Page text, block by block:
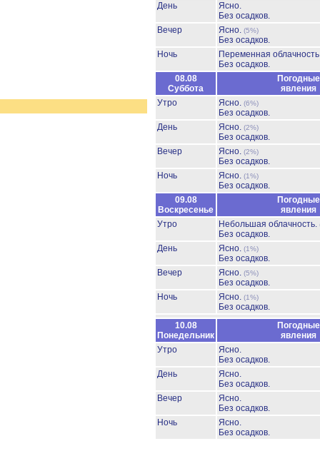
День
Ясно.
Без осадков.
Вечер
Ясно. (5%)
Без осадков.
Ночь
Переменная
Без осадков.
08.08
Суббота
Погодные
явления
Утро
Ясно. (6%)
Без осадков.
День
Ясно. (2%)
Без осадков.
Вечер
Ясно. (2%)
Без осадков.
Ночь
Ясно. (1%)
Без осадков.
09.08
Воскресенье
Погодные
явления
Утро
Небольшая облачность.
Без осадков.
День
Ясно. (1%)
Без осадков.
Вечер
Ясно. (5%)
Без осадков.
Ночь
Ясно. (1%)
Без осадков.
10.08
Понедельник
Погодные
явления
Утро
Ясно.
Без осадков.
День
Ясно.
Без осадков.
Вечер
Ясно.
Без осадков.
Ночь
Ясно.
Без осадков.